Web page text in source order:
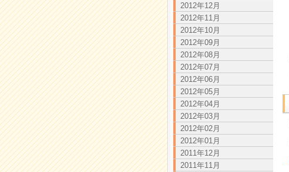
2012年12月
2012年11月
2012年10月
2012年09月
2012年08月
2012年07月
2012年06月
2012年05月
2012年04月
2012年03月
2012年02月
2012年01月
2011年12月
2011年11月